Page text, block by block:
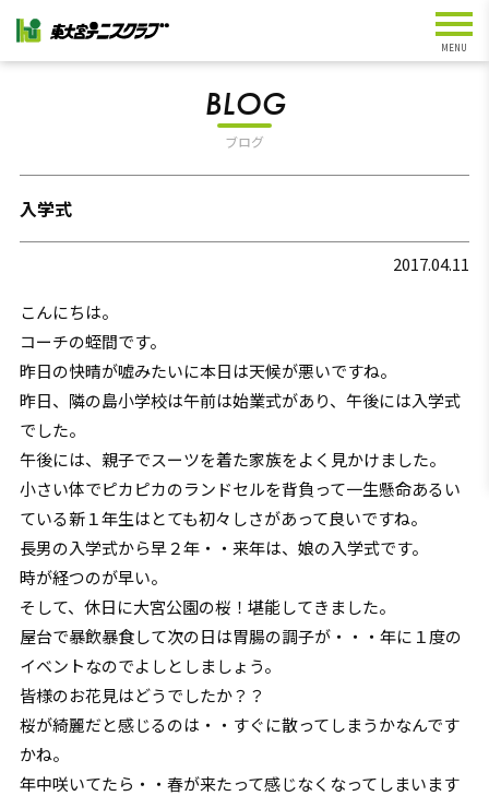
BLOG
ブログ
入学式
2017.04.11
こんにちは。
コーチの蛭間です。
昨日の快晴が嘘みたいに本日は天候が悪いですね。
昨日、隣の島小学校は午前は始業式があり、午後には入学式
でした。
午後には、親子でスーツを着た家族をよく見かけました。
小さい体でピカピカのランドセルを背負って一生懸命あるい
ている新１年生はとても初々しさがあって良いですね。
長男の入学式から早２年・・来年は、娘の入学式です。
時が経つのが早い。
そして、休日に大宮公園の桜！堪能してきました。
屋台で暴飲暴食して次の日は胃腸の調子が・・・年に１度の
イベントなのでよしとしましょう。
皆様のお花見はどうでしたか？？
桜が綺麗だと感じるのは・・すぐに散ってしまうかなんです
かね。
年中咲いてたら・・春が来たって感じなくなってしまいます